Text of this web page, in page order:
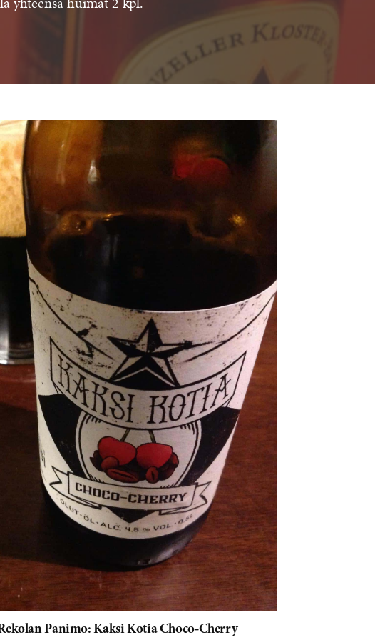
yhteensä huimat 2 kpl.
Panimo: Kaksi Kotia Choco-Cherry